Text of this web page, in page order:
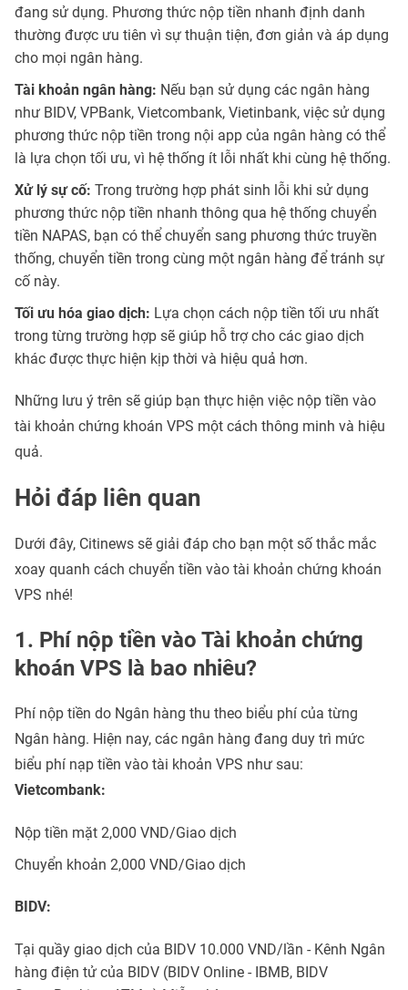
đang sử dụng. Phương thức nộp tiền nhanh định danh
thường được ưu tiên vì sự thuận tiện, đơn giản và áp dụng
cho mọi ngân hàng.
Tài khoản ngân hàng: Nếu bạn sử dụng các ngân hàng
như BIDV, VPBank, Vietcombank, Vietinbank, việc sử dụng
phương thức nộp tiền trong nội app của ngân hàng có thể
là lựa chọn tối ưu, vì hệ thống ít lỗi nhất khi cùng hệ thống.
Xử lý sự cố: Trong trường hợp phát sinh lỗi khi sử dụng
phương thức nộp tiền nhanh thông qua hệ thống chuyển
tiền NAPAS, bạn có thể chuyển sang phương thức truyền
thống, chuyển tiền trong cùng một ngân hàng để tránh sự
cố này.
Tối ưu hóa giao dịch: Lựa chọn cách nộp tiền tối ưu nhất
trong từng trường hợp sẽ giúp hỗ trợ cho các giao dịch
khác được thực hiện kịp thời và hiệu quả hơn.
Những lưu ý trên sẽ giúp bạn thực hiện việc nộp tiền vào
tài khoản chứng khoán VPS một cách thông minh và hiệu
quả.
Hỏi đáp liên quan
Dưới đây, Citinews sẽ giải đáp cho bạn một số thắc mắc
xoay quanh cách chuyển tiền vào tài khoản chứng khoán
VPS nhé!
1. Phí nộp tiền vào Tài khoản chứng
khoán VPS là bao nhiêu?
Phí nộp tiền do Ngân hàng thu theo biểu phí của từng
Ngân hàng. Hiện nay, các ngân hàng đang duy trì mức
biểu phí nạp tiền vào tài khoản VPS như sau:
Vietcombank:
Nộp tiền mặt 2,000 VND/Giao dịch
Chuyển khoản 2,000 VND/Giao dịch
BIDV:
Tại quầy giao dịch của BIDV 10.000 VND/lần - Kênh Ngân
hàng điện tử của BIDV (BIDV Online - IBMB, BIDV